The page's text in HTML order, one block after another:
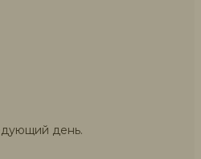
день.